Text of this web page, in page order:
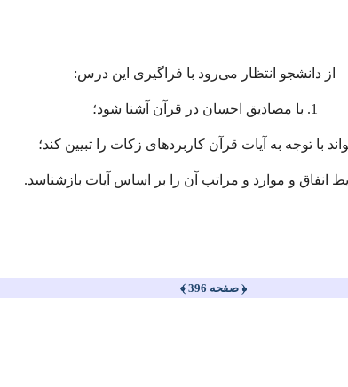
از دانشجو انتظار می‌رود با فراگیری این درس:
1. با مصادیق احسان در قرآن آشنا شود؛‌
﴿ صفحه 396 ﴾